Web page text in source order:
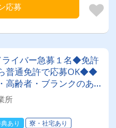
応募
イバー急募１名◆免許
普通免許で応募OK◆◆
高齢者・ブランクのある
地元密着の安定した
、2026年度より支給
所
あり 寮・社宅あり